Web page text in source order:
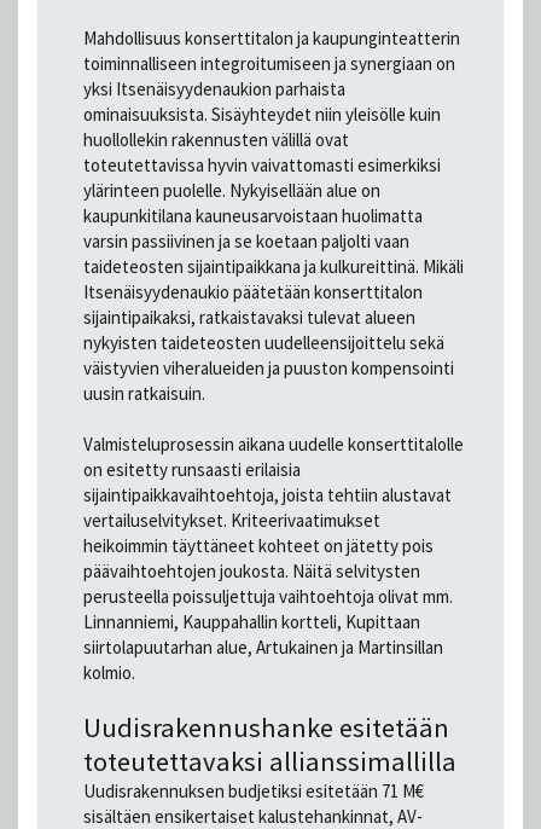
Mahdollisuus konserttitalon ja kaupunginteatterin
toiminnalliseen integroitumiseen ja synergiaan on
yksi Itsenäisyydenaukion parhaista
ominaisuuksista. Sisäyhteydet niin yleisölle kuin
huollollekin rakennusten välillä ovat
toteutettavissa hyvin vaivattomasti esimerkiksi
ylärinteen puolelle. Nykyisellään alue on
kaupunkitilana kauneusarvoistaan huolimatta
varsin passiivinen ja se koetaan paljolti vaan
taideteosten sijaintipaikkana ja kulkureittinä. Mikäli
Itsenäisyydenaukio päätetään konserttitalon
sijaintipaikaksi, ratkaistavaksi tulevat alueen
nykyisten taideteosten uudelleensijoittelu sekä
väistyvien viheralueiden ja puuston kompensointi
uusin ratkaisuin.
Valmisteluprosessin aikana uudelle konserttitalolle
on esitetty runsaasti erilaisia
sijaintipaikkavaihtoehtoja, joista tehtiin alustavat
vertailuselvitykset. Kriteerivaatimukset
heikoimmin täyttäneet kohteet on jätetty pois
päävaihtoehtojen joukosta. Näitä selvitysten
perusteella poissuljettuja vaihtoehtoja olivat mm.
Linnanniemi, Kauppahallin kortteli, Kupittaan
siirtolapuutarhan alue, Artukainen ja Martinsillan
kolmio.
Uudisrakennushanke esitetään
toteutettavaksi allianssimallilla
Uudisrakennuksen budjetiksi esitetään 71 M€
sisältäen ensikertaiset kalustehankinnat, AV-